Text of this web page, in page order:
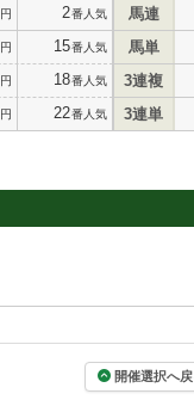
円 2番人気
円 15番人気
円 18番人気
円 22番人気
馬連
馬単
3連複
3連単
開催選択へ